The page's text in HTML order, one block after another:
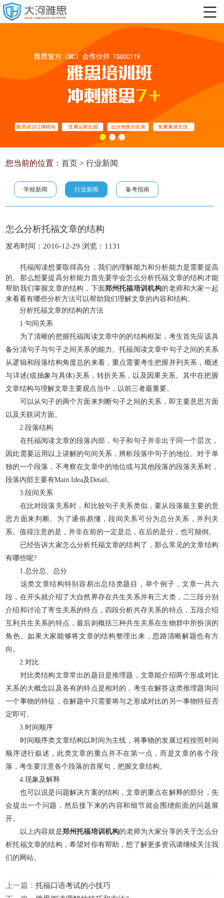
您当前的位置：首页 >行业新闻
学校新闻 行业新闻 备考指南
怎么分析托福文章的结构
发布时间：2016-12-29 浏览：1131
托福阅读想要取得高分，我们的理解能力和分析能力是需要提高
的。那么想要提高分析能力首先要学会怎么分析托福文章的结构才能
帮助我们掌握文章的结构，下面郑州托福培训机构的老师和大家一起
来看看有哪些分析方法可以帮助我们理解文章的内容和结构。
分析托福文章的结构的方法
1.句间关系
为了清晰的把握托福阅读文章中的的结构框架，考生首先应该具
备分清句子与句子之间关系的能力。托福阅读文章中句子之间的关系
从逻辑和段落结构角度总的来看，重点需要考生把握并列关系，概述
与详述(或抽象与具体)关系，转折关系，以及因果关系。其中在把握
文章结构与理解文章主要观点当中，以前三者最重要。
可以从句子的两个方面来判断句子之间的关系，即主要意思方面
以及关联词方面。
2.段落结构
在托福阅读文章的段落内部，句子和句子并非出于同一个层次，
因此需要运用以上讲解的句间关系，辨析段落中句子的地位。对于单
独的一个段落，不考察在文章中的地位或与其他段落的段落关系时，
段落内部主要有Main Idea及Detail。
3.段间关系
在比对段落关系时，和比较句子关系类似，要从段落最主要的意
思方面来判断。为了通俗易懂，段间关系可分为总分关系，并列关
系。值得注意的是，并非在前的一定是总，在后的是分，也可颠倒。
已经告诉大家怎么分析托福文章的结构了，那么常见的文章结构
有哪些呢?
1.总分总、总分
这类文章结构特别容易出总结类题目，举个例子，文章一共六
段，在开头就介绍了大自然界存在共生关系并有三大类，二三段分别
介绍和讨论了寄生关系的特点，四段分析共存关系的特点，五段介绍
互利共生关系的特点，最后则概括三种共生关系在生物群中所扮演的
角色。如果大家能够将文章的结构整理出来，思路清晰解题也有方
向。
2.对比
对比类结构文章常出的题目是推理题，文章能介绍两个形成对比
关系的大概念以及各有的特点是相对的，考生在解答这类推理题询问
一个事物的特征，在解题中只需要将与之形成对比的另一事物特征否
定即可。
3.时间顺序
时间顺序类文章结构以时间为主线，将事物的发展过程按照时间
顺序进行叙述，此类文章的重点并不在第一点，而是文章的各个段
落，考生要注意各个段落的首尾句，把握文章结构。
4.现象及解释
也可以说是问题解决方案的结构，文章的重点在解释的部分，先
会提出一个问题，然后接下来的内容和细节就会围绕前面的问题展
开。
以上内容就是郑州托福培训机构的老师为大家分享的关于怎么分
析托福文章的结构，希望对你有帮助，想了解更多资讯请继续关注我
们的网站。
上一篇：托福口语考试的小技巧